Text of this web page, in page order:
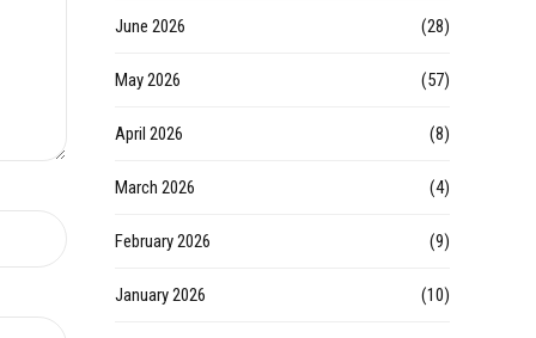
June 2026 (28)
May 2026 (57)
April 2026 (8)
March 2026 (4)
February 2026 (9)
January 2026 (10)